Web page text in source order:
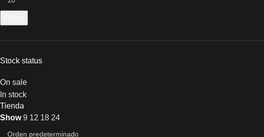
Stock status
On sale
In stock
Tienda
Show9 12 18 24